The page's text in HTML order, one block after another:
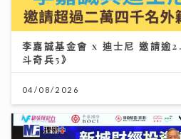
李嘉誠基金會 x 迪士尼 邀請逾
斗奇兵5》
04/08/2026